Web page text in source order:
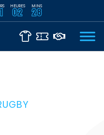
HEURES
02 MINS
28